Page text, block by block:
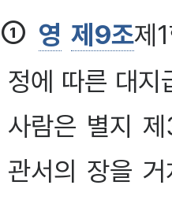
① 영 제9조제
정에 따른 대지
사람은 별지
관서의 장을 거